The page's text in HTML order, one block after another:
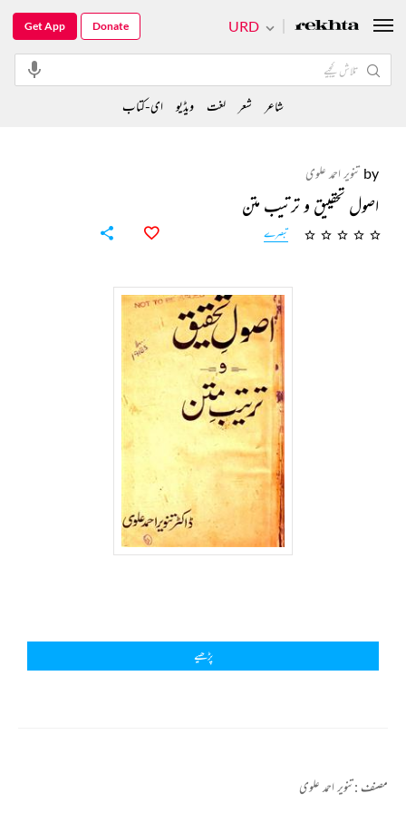
by تنویر احمد علوی
اصول تحقییق و ترتیب متن
تبصرے
پڑھیے
مصنف :تنویر احمد علوی
URD
Get App Donate
شاعر شعر لغت ویڈیو ای-کتاب